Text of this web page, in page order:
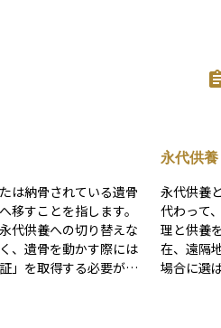
は納骨されている遺骨
移すことを指します。
代供養への切り替えな
、遺骨を動かす際には
」を取得する必要があ
永代供養
永代供養
代わって
理と供養
在、遠隔
場合に選